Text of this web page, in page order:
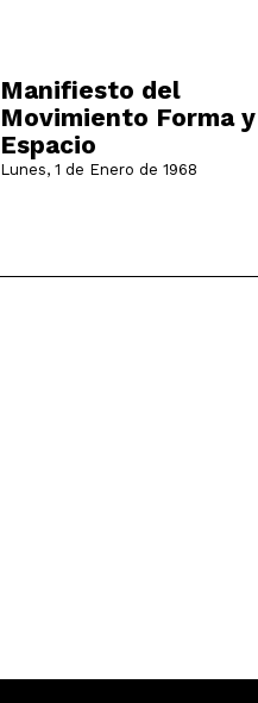
Manifiesto del
Movimiento Forma y
Espacio
Lunes, 1 de Enero de 1968